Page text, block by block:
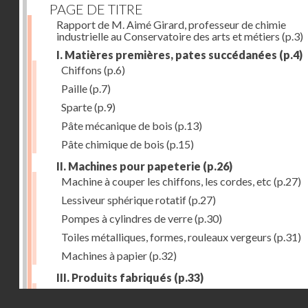
PAGE DE TITRE
Rapport de M. Aimé Girard, professeur de chimie
industrielle au Conservatoire des arts et métiers (p.3)
I. Matières premières, pates succédanées (p.4)
Chiffons (p.6)
Paille(p.7)
Sparte(p.9)
Pâte mécanique de bois (p.13)
Pâte chimique de bois (p.15)
II. Machines pour papeterie (p.26)
Machine à couper les chiffons, les cordes, etc (p.27)
Lessiveur sphérique rotatif(p.27)
Pompes à cylindres de verre(p.30)
Toiles métalliques, formes, rouleaux vergeurs (p.31)
Machines à papier(p.32)
III. Produits fabriqués (p.33)
Papiers à journaux(p.39)